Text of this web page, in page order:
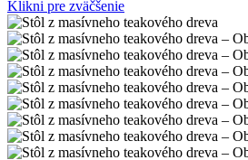
Klikni pre zväčšenie